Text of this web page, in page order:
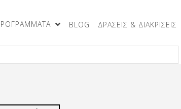
BLOG ΔΡΑΣΕΙΣ & ΔΙΑΚΡΙΣΕΙΣ